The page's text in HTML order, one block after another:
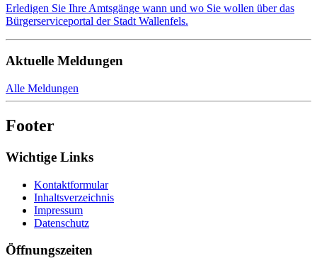
Erledigen Sie Ihre Amtsgänge wann und wo Sie wollen über das
Bürgerserviceportal der Stadt Wallenfels.
Aktuelle Meldungen
Alle Meldungen
Footer
Wichtige Links
Kontaktformular
Inhaltsverzeichnis
Impressum
Datenschutz
Öffnungszeiten